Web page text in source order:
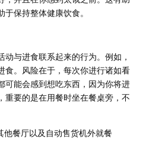
保持整体健康饮食。
与进食联系起来的行为。例如，
食。风险在于，每次你进行诸如看
可能会感到想吃东西，因为你将进
重要的是在用餐时坐在餐桌旁，不
餐厅以及自动售货机外就餐